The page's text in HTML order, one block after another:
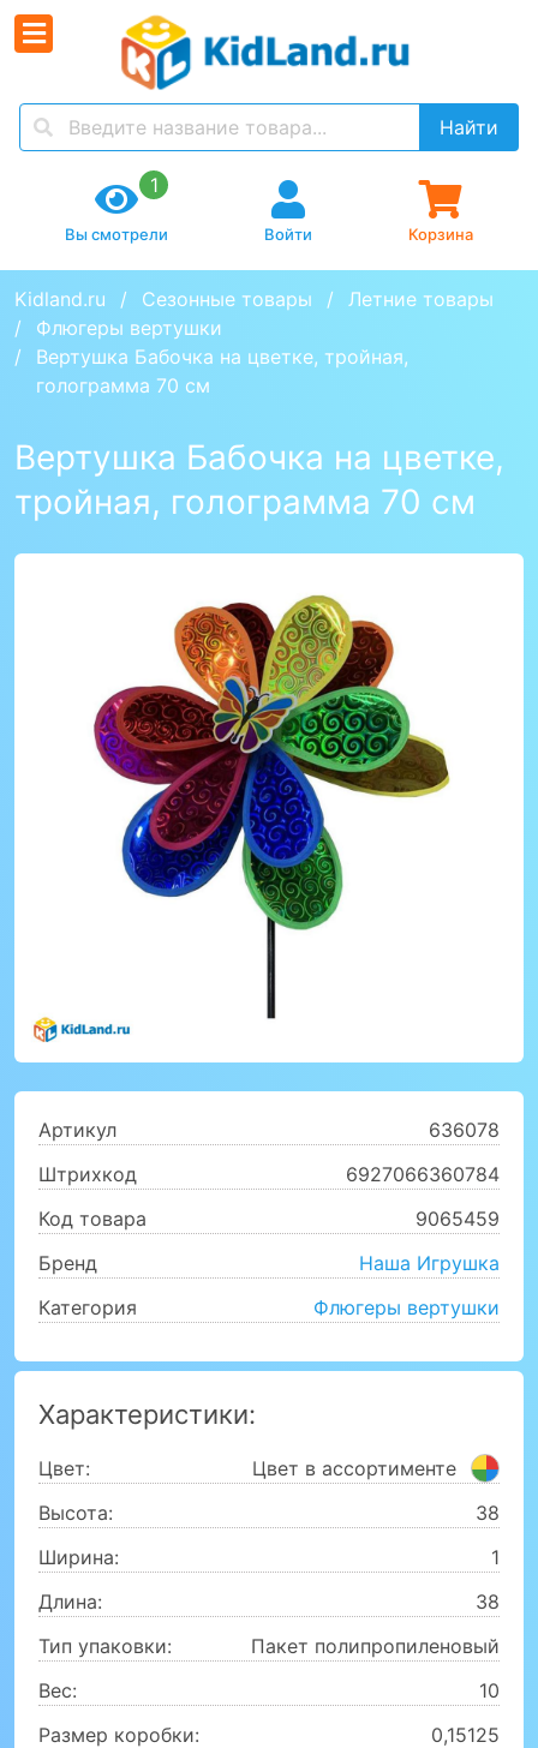
Найти
1
Вы смотрели Войти Корзина
Kidland.ru Сезонные товары
Летние товары
Флюгеры вертушки
Вертушка Бабочка на цветке, тройная,
голограмма 70 см
Вертушка Бабочка на цветке,
тройная, голограмма 70 см
Артикул
636078
Штрихкод
6927066360784
Код товара
9065459
Бренд
Наша Игрушка
Категория
Флюгеры вертушки
Характеристики:
Цвет:
Цвет в ассортименте
Высота:
38
Ширина:
1
Длина:
38
Тип упаковки:
Пакет полипропиленовый
Вес:
10
Размер коробки:
0,15125